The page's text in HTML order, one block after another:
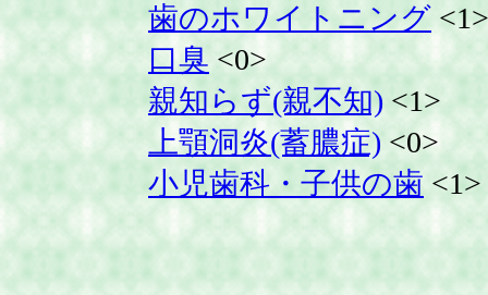
歯のホワイトニング <1>
口臭 <0>
親知らず(親不知) <1>
上顎洞炎(蓄膿症) <0>
小児歯科・子供の歯 <1>